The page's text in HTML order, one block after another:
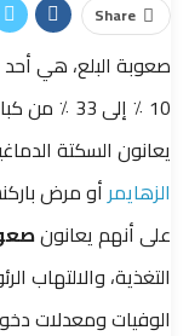
Share
صعوبة البلع، هي أحد
10 ٪ إلى
يعانون السكتة
الزهايمرأو مرض
على أنهم يعانون
التغذية، والالتهاب
الوفيات ومعدلات